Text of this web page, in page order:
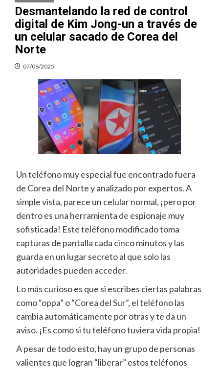
Desmantelando la red de control
digital de Kim Jong-un a través de
un celular sacado de Corea del
Norte
07/06/2025
Un teléfono muy especial fue encontrado fuera
de Corea del Norte y analizado por expertos. A
simple vista, parece un celular normal, ¡pero por
dentro es una herramienta de espionaje muy
sofisticada! Este teléfono modificado toma
capturas de pantalla cada cinco minutos y las
guarda en un lugar secreto al que solo las
autoridades pueden acceder.
Lo más curioso es que si escribes ciertas palabras
como “oppa” o “Corea del Sur”, el teléfono las
cambia automáticamente por otras y te da un
aviso. ¡Es como si tu teléfono tuviera vida propia!
A pesar de todo esto, hay un grupo de personas
valientes que logran “liberar” estos teléfonos